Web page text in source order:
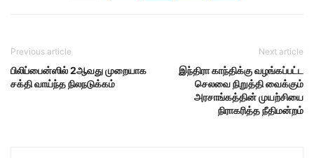
Previous article
பிலிப்பைன்ஸில் 2ஆவது முறையாக
சக்தி வாய்ந்த நிலநடுக்கம்
Next article
இந்திரா காந்திக்கு வழங்கப்பட்ட
செலவை நிறுத்தி வைக்கும்
அரசாங்கத்தின் முயற்சியை
நிராகரித்த நீதிமன்றம்